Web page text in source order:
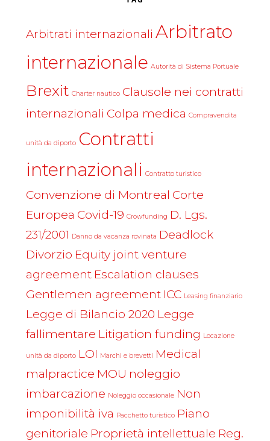
Arbitrati internazionali Arbitrato
internazionale Autorità di Sistema Portuale
Brexit Charter nautico Clausole nei contratti
internazionali Colpa medica Compravendita
unità da diporto Contratti
internazionali Contratto turistico
Convenzione di Montreal Corte
Europea Covid-19 Crowfunding D. Lgs.
231/2001 Danno da vacanza rovinata Deadlock
Divorzio Equity joint venture
agreement Escalation clauses
Gentlemen agreement ICC Leasing finanziario
Legge di Bilancio 2020 Legge
fallimentare Litigation funding Locazione
unità da diporto LOI Marchi e brevetti Medical
malpractice MOU noleggio
imbarcazione Noleggio occasionale Non
imponibilità iva Pacchetto turistico Piano
genitoriale Proprietà intellettuale Reg.